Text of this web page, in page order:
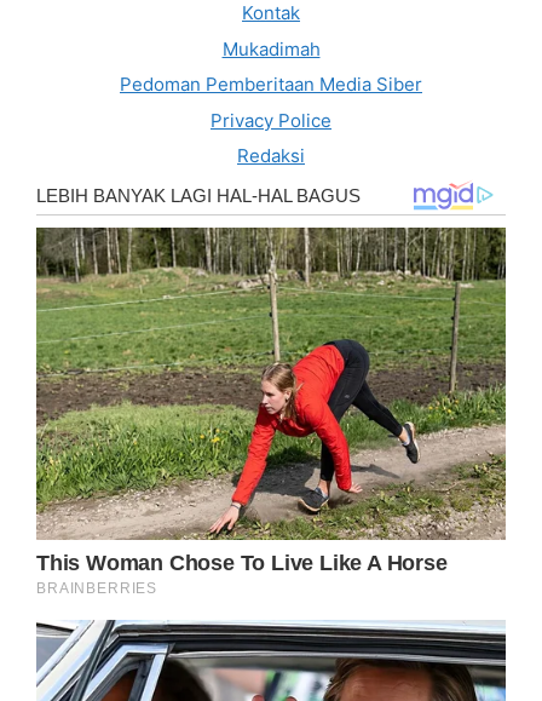
Kontak
Mukadimah
Pedoman Pemberitaan Media Siber
Privacy Police
Redaksi